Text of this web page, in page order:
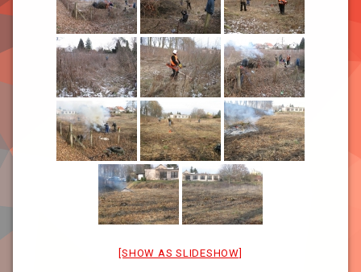
[SHOW AS SLIDESHOW]